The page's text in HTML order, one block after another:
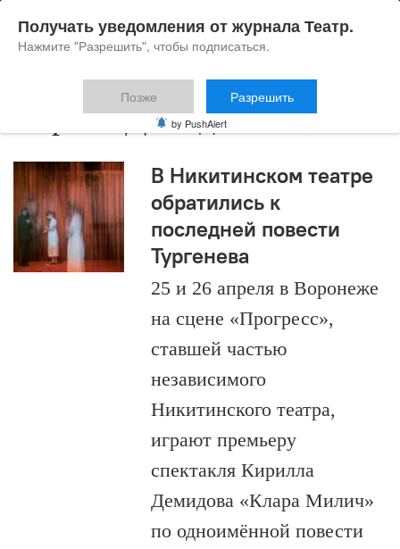
Кирилл Демидов
В Никитинском театре
обратились к
последней повести
Тургенева
25 и 26 апреля в Воронеже
на сцене «Прогресс»,
ставшей частью
независимого
Никитинского театра,
играют премьеру
спектакля Кирилла
Демидова «Клара Милич»
по одноимённой повести
Получать уведомления от журнала Театр.
Нажмите "Разрешить", чтобы подписаться.
Позже Разрешить
by PushAlert